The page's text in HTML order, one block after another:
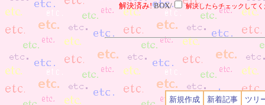
解決済み!BOX/ 解決したらチェックして
新規作成 新着記事 ツリ